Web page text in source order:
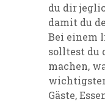
du dir
damit du
Bei einem
solltest du
machen,
Gäste,